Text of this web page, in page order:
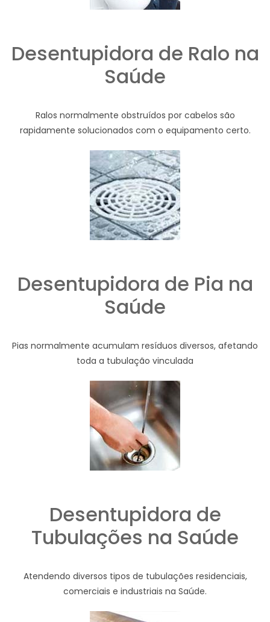
Desentupidora de Ralo na
Saúde
Ralos normalmente obstruídos por cabelos são
rapidamente solucionados com o equipamento certo.
Desentupidora de Pia na
Saúde
Pias normalmente acumulam resíduos diversos, afetando
toda a tubulação vinculada
Desentupidora de
Tubulações na Saúde
Atendendo diversos tipos de tubulações residenciais,
comerciais e industriais na Saúde.